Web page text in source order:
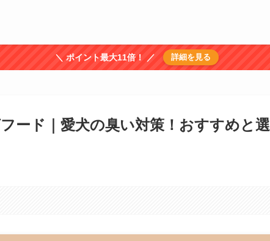
＼ ポイント最大11倍！ ／ 詳細を見る
ード｜愛犬の臭い対策！おすすめと選